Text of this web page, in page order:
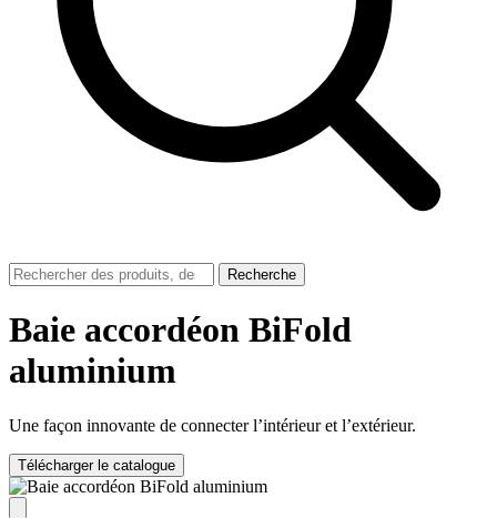
Recherche
Baie accordéon BiFold
aluminium
Une façon innovante de connecter l’intérieur et l’extérieur.
Télécharger le catalogue